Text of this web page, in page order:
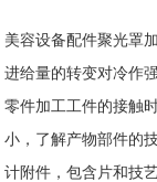
美容设备配件聚光罩
进给量的转变对冷作
零件加工工件的接触
小，了解产物部件的
计附件，包含片和技